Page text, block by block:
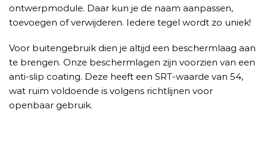
ontwerpmodule. Daar kun je de naam aanpassen,
toevoegen of verwijderen. Iedere tegel wordt zo uniek!
Voor buitengebruik dien je altijd een beschermlaag aan
te brengen. Onze beschermlagen zijn voorzien van een
anti-slip coating. Deze heeft een SRT-waarde van 54,
wat ruim voldoende is volgens richtlijnen voor
openbaar gebruik.